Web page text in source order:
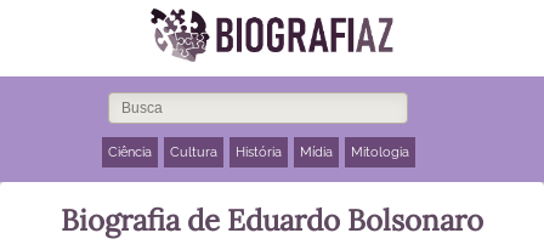
Ciência Cultura História Mídia Mitologia
Biografia de Eduardo Bolsonaro